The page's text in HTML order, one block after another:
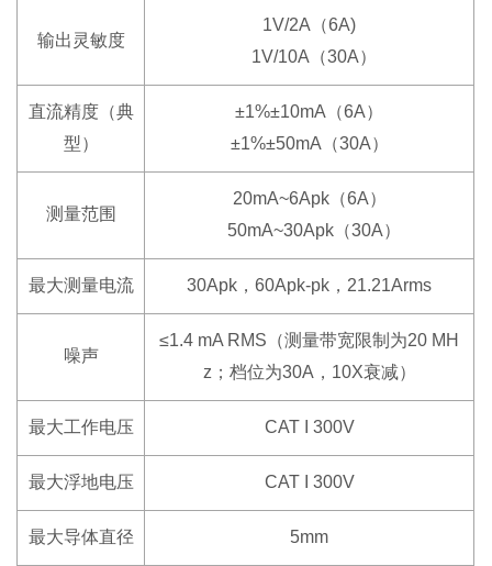
输出灵敏度
1V/2A（6A)
1V/10A（30A）
直流精度（典
型）
±1%±10mA（6A）
±1%±50mA（30A）
测量范围
20mA~6Apk（6A）
50mA~30Apk（30A）
最大测量电流 30Apk，60Apk-pk，21.21Arms
噪声
≤1.4 mA RMS（测量带宽限制为20 MH
z；档位为30A，10X衰减）
最大工作电压 CAT I 300V
最大浮地电压 CAT I 300V
最大导体直径 5mm